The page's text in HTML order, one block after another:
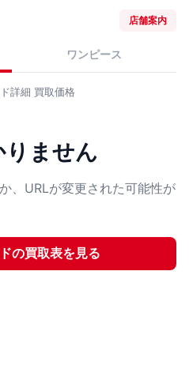
店舗案内
ワンピース
詳細 買取価格
ません
、URLが変更された可能性が
の買取表を見る